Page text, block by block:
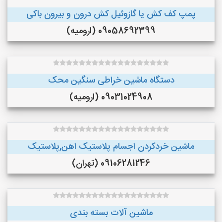
پمپ کف کش یا گازوئیل کش درون و بیرون باکی
09058692399 (ارومیه)
دستگاه ماشین خراطی سنگین محک
09031024908 (ارومیه)
ماشین خردکردن اجسام پلاستیک اهن,پلاستیک
09106281246 (تهران)
ماشین آلات بسته بندی